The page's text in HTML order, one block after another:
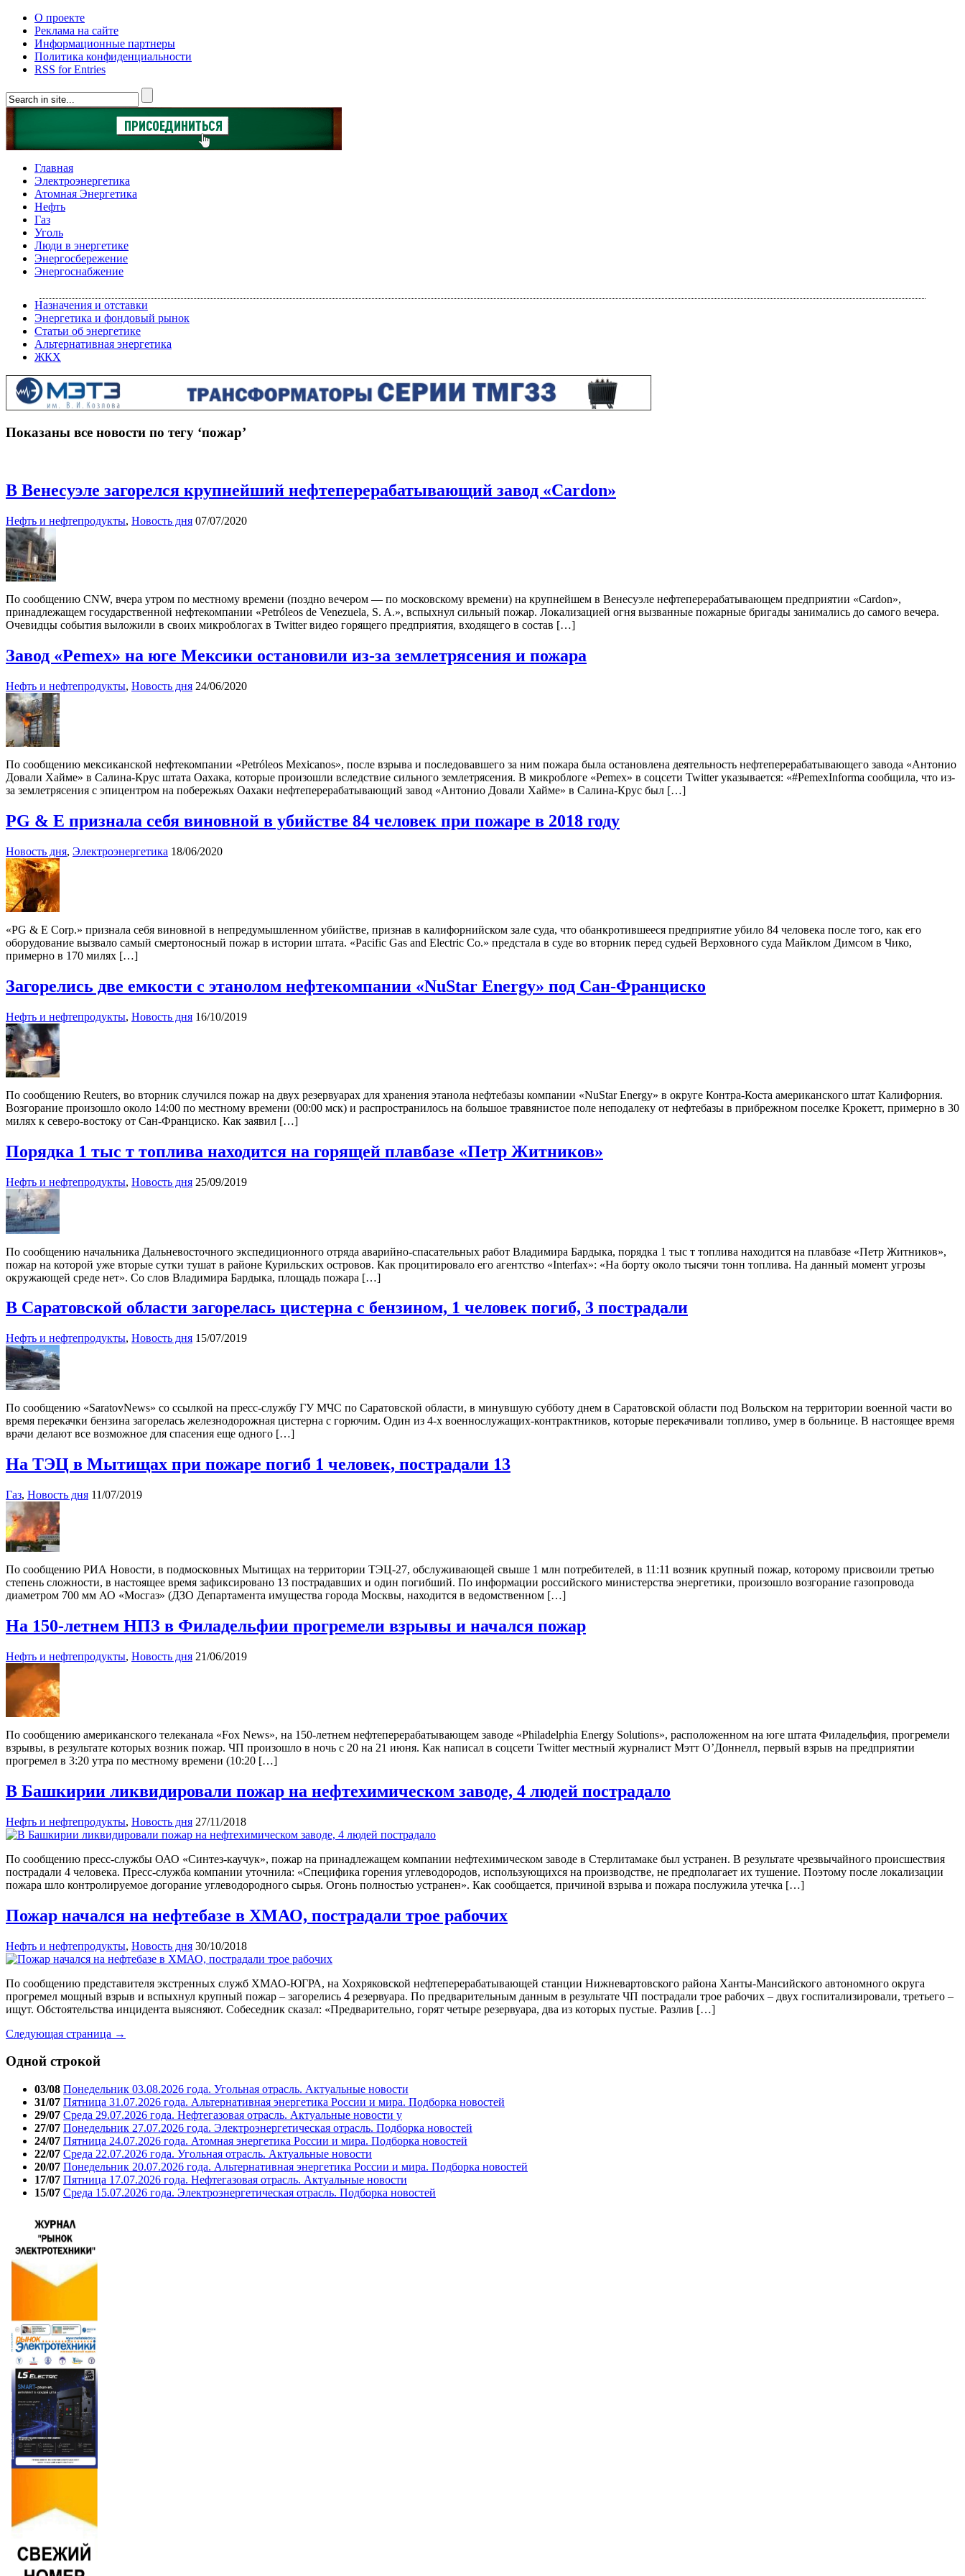
О проекте
Реклама на сайте
Информационные партнеры
Политика конфиденциальности
RSS for Entries
Главная
Электроэнергетика
Атомная Энергетика
Нефть
Газ
Уголь
Люди в энергетике
Энергосбережение
Энергоснабжение
Назначения и отставки
Энергетика и фондовый рынок
Статьи об энергетике
Альтернативная энергетика
ЖКХ
Показаны все новости по тегу ‘пожар’
В Венесуэле загорелся крупнейший нефтеперерабатывающий завод «Cardon»
Нефть и нефтепродукты, Новость дня 07/07/2020
По сообщению CNW, вчера утром по местному времени (поздно вечером — по московскому времени) на крупнейшем в Венесуэле нефтеперерабатывающем предприятии «Cardon»,
принадлежащем государственной нефтекомпании «Petróleos de Venezuela, S. A.», вспыхнул сильный пожар. Локализацией огня вызванные пожарные бригады занимались до самого вечера.
Очевидцы события выложили в своих микроблогах в Twitter видео горящего предприятия, входящего в состав […]
Завод «Pemex» на юге Мексики остановили из-за землетрясения и пожара
Нефть и нефтепродукты, Новость дня 24/06/2020
По сообщению мексиканской нефтекомпании «Petróleos Mexicanos», после взрыва и последовавшего за ним пожара была остановлена деятельность нефтеперерабатывающего завода «Антонио
Довали Хайме» в Салина-Крус штата Оахака, которые произошли вследствие сильного землетрясения. В микроблоге «Pemex» в соцсети Twitter указывается: «#PemexInforma сообщила, что из-
за землетрясения с эпицентром на побережьях Оахаки нефтеперерабатывающий завод «Антонио Довали Хайме» в Салина-Крус был […]
PG & E признала себя виновной в убийстве 84 человек при пожаре в 2018 году
Новость дня, Электроэнергетика 18/06/2020
«PG & E Corp.» признала себя виновной в непредумышленном убийстве, признав в калифорнийском зале суда, что обанкротившееся предприятие убило 84 человека после того, как его
оборудование вызвало самый смертоносный пожар в истории штата. «Pacific Gas and Electric Co.» предстала в суде во вторник перед судьей Верховного суда Майклом Димсом в Чико,
примерно в 170 милях […]
Загорелись две емкости с этанолом нефтекомпании «NuStar Energy» под Сан-Франциско
Нефть и нефтепродукты, Новость дня 16/10/2019
По сообщению Reuters, во вторник случился пожар на двух резервуарах для хранения этанола нефтебазы компании «NuStar Energy» в округе Контра-Коста американского штат Калифорния.
Возгорание произошло около 14:00 по местному времени (00:00 мск) и распространилось на большое травянистое поле неподалеку от нефтебазы в прибрежном поселке Крокетт, примерно в 30
милях к северо-востоку от Сан-Франциско. Как заявил […]
Порядка 1 тыс т топлива находится на горящей плавбазе «Петр Житников»
Нефть и нефтепродукты, Новость дня 25/09/2019
По сообщению начальника Дальневосточного экспедиционного отряда аварийно-спасательных работ Владимира Бардыка, порядка 1 тыс т топлива находится на плавбазе «Петр Житников»,
пожар на которой уже вторые сутки тушат в районе Курильских островов. Как процитировало его агентство «Interfax»: «На борту около тысячи тонн топлива. На данный момент угрозы
окружающей среде нет». Со слов Владимира Бардыка, площадь пожара […]
В Саратовской области загорелась цистерна с бензином, 1 человек погиб, 3 пострадали
Нефть и нефтепродукты, Новость дня 15/07/2019
По сообщению «SaratovNews» со ссылкой на пресс-службу ГУ МЧС по Саратовской области, в минувшую субботу днем в Саратовской области под Вольском на территории военной части во
время перекачки бензина загорелась железнодорожная цистерна с горючим. Один из 4-х военнослужащих-контрактников, которые перекачивали топливо, умер в больнице. В настоящее время
врачи делают все возможное для спасения еще одного […]
На ТЭЦ в Мытищах при пожаре погиб 1 человек, пострадали 13
Газ, Новость дня 11/07/2019
По сообщению РИА Новости, в подмосковных Мытищах на территории ТЭЦ-27, обслуживающей свыше 1 млн потребителей, в 11:11 возник крупный пожар, которому присвоили третью
степень сложности, в настоящее время зафиксировано 13 пострадавших и один погибший. По информации российского министерства энергетики, произошло возгорание газопровода
диаметром 700 мм АО «Мосгаз» (ДЗО Департамента имущества города Москвы, находится в ведомственном […]
На 150-летнем НПЗ в Филадельфии прогремели взрывы и начался пожар
Нефть и нефтепродукты, Новость дня 21/06/2019
По сообщению американского телеканала «Fox News», на 150-летнем нефтеперерабатывающем заводе «Philadelphia Energy Solutions», расположенном на юге штата Филадельфия, прогремели
взрывы, в результате которых возник пожар. ЧП произошло в ночь с 20 на 21 июня. Как написал в соцсети Twitter местный журналист Мэтт О’Доннелл, первый взрыв на предприятии
прогремел в 3:20 утра по местному времени (10:20 […]
В Башкирии ликвидировали пожар на нефтехимическом заводе, 4 людей пострадало
Нефть и нефтепродукты, Новость дня 27/11/2018
По сообщению пресс-службы ОАО «Синтез-каучук», пожар на принадлежащем компании нефтехимическом заводе в Стерлитамаке был устранен. В результате чрезвычайного происшествия
пострадали 4 человека. Пресс-служба компании уточнила: «Специфика горения углеводородов, использующихся на производстве, не предполагает их тушение. Поэтому после локализации
пожара шло контролируемое догорание углеводородного сырья. Огонь полностью устранен». Как сообщается, причиной взрыва и пожара послужила утечка […]
Пожар начался на нефтебазе в ХМАО, пострадали трое рабочих
Нефть и нефтепродукты, Новость дня 30/10/2018
По сообщению представителя экстренных служб ХМАО-ЮГРА, на Хохряковской нефтеперерабатывающей станции Нижневартовского района Ханты-Мансийского автономного округа
прогремел мощный взрыв и вспыхнул крупный пожар – загорелись 4 резервуара. По предварительным данным в результате ЧП пострадали трое рабочих – двух госпитализировали, третьего –
ищут. Обстоятельства инцидента выясняют. Собеседник сказал: «Предварительно, горят четыре резервуара, два из которых пустые. Разлив […]
Следующая страница →
Одной строкой
03/08 Понедельник 03.08.2026 года. Угольная отрасль. Актуальные новости
31/07 Пятница 31.07.2026 года. Альтернативная энергетика России и мира. Подборка новостей
29/07 Среда 29.07.2026 года. Нефтегазовая отрасль. Актуальные новости у
27/07 Понедельник 27.07.2026 года. Электроэнергетическая отрасль. Подборка новостей
24/07 Пятница 24.07.2026 года. Атомная энергетика России и мира. Подборка новостей
22/07 Среда 22.07.2026 года. Угольная отрасль. Актуальные новости
20/07 Понедельник 20.07.2026 года. Альтернативная энергетика России и мира. Подборка новостей
17/07 Пятница 17.07.2026 года. Нефтегазовая отрасль. Актуальные новости
15/07 Среда 15.07.2026 года. Электроэнергетическая отрасль. Подборка новостей